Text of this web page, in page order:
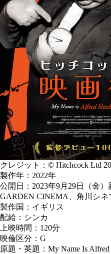
クレジット：© Hitchcock Ltd
製作年：2022年
公開日：2023年9月29日（金
GARDEN CINEMA、角川シネ
製作国：イギリス
配給：シンカ
上映時間：120分
映倫区分：G
原題・英題：My Name Is